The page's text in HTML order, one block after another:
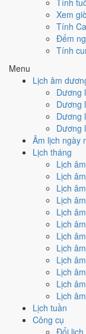
Xem
Tính
Đếm
Tính
Menu
Lịch âm
Dương
Dương
Dương
Dương
Âm lịch ngày
Lịch tháng
Lịch
Lịch
Lịch
Lịch
Lịch
Lịch
Lịch
Lịch
Lịch
Lịch
Lịch
Lịch
Lịch tuần
Công cụ
Đổi lịch
giảm điểm.
Cách tính
Ký hợp đồng
Trung bình
Ký hợp đồng -
hợp
Cách tính
Động thổ -
Rất tốt
Động thổ - khởi
Trực Khai và
điểm.
Cách tính
Nhập trạch -
Rất tốt
Nhập trạch -
Trực Khai
giảm điểm.
Cách tính
Mua xe - tậu
Rất tốt
Mua xe - tậu
Khai và Ngày
Cách tính
✈️
Xuất hành - đi
Rất tốt